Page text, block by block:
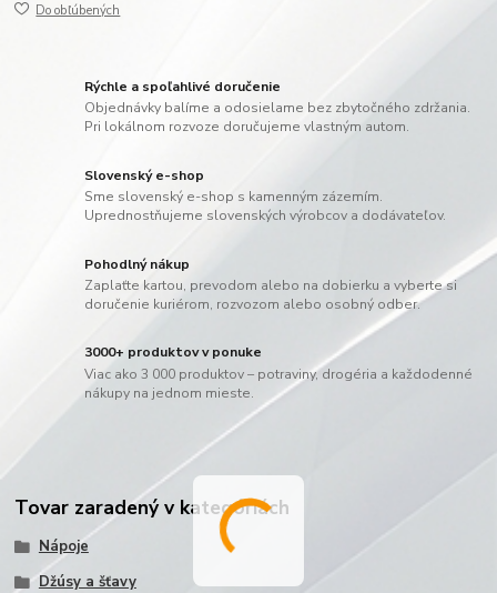
Do obľúbených
Rýchle a spoľahlivé doručenie
Objednávky balíme a odosielame bez zbytočného zdržania.
Pri lokálnom rozvoze doručujeme vlastným autom.
Slovenský e-shop
Sme slovenský e-shop s kamenným zázemím.
Uprednostňujeme slovenských výrobcov a dodávateľov.
Pohodlný nákup
Zaplaťte kartou, prevodom alebo na dobierku a vyberte si
doručenie kuriérom, rozvozom alebo osobný odber.
3000+ produktov v ponuke
Viac ako 3 000 produktov – potraviny, drogéria a každodenné
nákupy na jednom mieste.
Tovar zaradený v kategóriách
Nápoje
Džúsy a šťavy